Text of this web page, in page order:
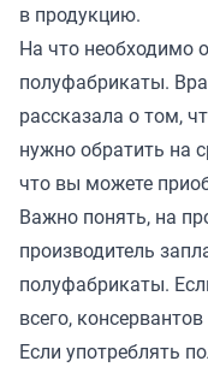
в продукцию.
На что необходимо
полуфабрикаты.
рассказала о том,
нужно обратить на
что вы можете
Важно понять, на
производитель
полуфабрикаты.
всего,
Если употреблять